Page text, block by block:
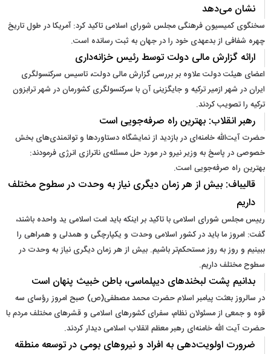
نشان می‌دهد
سخنگوی کمیسیون فرهنگی مجلس شورای اسلامی تاکید کرد: آمریکا در طول تاریخ
چهره شفافی از بدعهدی خود را در جهان به ثبت رسانده است.
ارائه گزارش مالی دولت توسط رئیس خزانه‌داری
اعضای هیئت دولت علاوه بر بررسی گزارش مالی دولت، تاسیس سرکنسولگری
ایران در شهر ازمیر ترکیه و جایگزینی آن با سرکنسولگری کشورمان در شهر ترابزون
ترکیه را تصویب کردند.
رهبر انقلاب:‌ بهترین راه صرفه‌جویی است
حضرت آیت‌الله خامنه‌ای در بازدید از نمایشگاه دستاوردها و توانمندی‌های بخش
خصوصی در پاسخ به وزیر نیرو در مورد حل مسئله‌ی ناترازی انرژی فرمودند:
بهترین راه صرفه‌جویی است.
قالیباف: بیش از هر زمان دیگری نیاز به وحدت در سطوح مختلف
داریم
رییس مجلس شورای اسلامی با تاکید بر اینکه باید امت اسلامی ید واحده باشند،
گفت: امروز ما باید در کشور اسلامی وحدت و یکپارچگی و همدلی و همراهی را
ببینیم و روز به روز مستحکم‌تر باشیم. بیش از هر زمان دیگری نیاز به وحدت در
سطوح مختلف داریم.
بدانیم پشت لبخندهای دیپلماسی، باطن خبیث پنهان است
در سالروز بعثت پیامبر اسلام حضرت محمد مصطفی(ص) صبح امروز رؤسای سه
قوه و جمعی از مسئولان نظام، سفرای کشورهای اسلامی و قشرهای مختلف مردم با
حضرت آیت الله خامنه‌ای رهبر معظم انقلاب اسلامی دیدار کردند.
ضرورت اولویت‌دهی به افراد و نیروهای بومی در توسعه منطقه